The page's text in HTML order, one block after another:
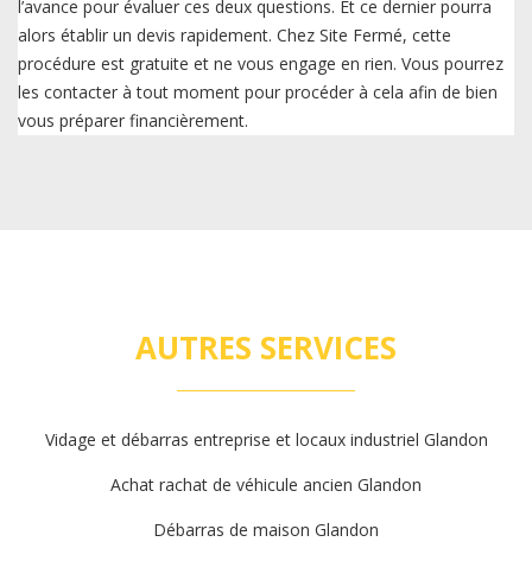
l’avance pour évaluer ces deux questions. Et ce dernier pourra
alors établir un devis rapidement. Chez Site Fermé, cette
procédure est gratuite et ne vous engage en rien. Vous pourrez
les contacter à tout moment pour procéder à cela afin de bien
vous préparer financièrement.
AUTRES SERVICES
Vidage et débarras entreprise et locaux industriel Glandon
Achat rachat de véhicule ancien Glandon
Débarras de maison Glandon